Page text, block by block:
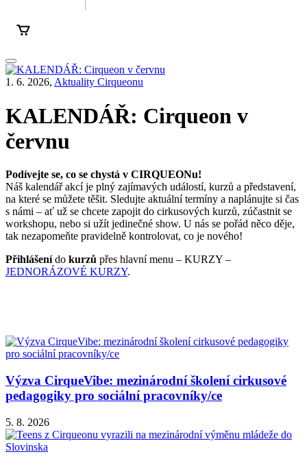
1. 6. 2026, Aktuality Cirqueonu
KALENDÁŘ: Cirqueon v
červnu
Podívejte se, co se chystá v CIRQUEONu!
Náš kalendář akcí je plný zajímavých událostí, kurzů a představení,
na které se můžete těšit. Sledujte aktuální termíny a naplánujte si čas
s námi – ať už se chcete zapojit do cirkusových kurzů, zúčastnit se
workshopu, nebo si užít jedinečné show. U nás se pořád něco děje,
tak nezapomeňte pravidelně kontrolovat, co je nového!
Přihlášenído kurzů přes hlavní menu – KURZY –
JEDNORÁZOVÉ KURZY.
Výzva CirqueVibe: mezinárodní školení cirkusové
pedagogiky pro sociální pracovníky/ce
5. 8. 2026